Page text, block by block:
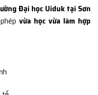
Đại học Uiduk tại Sơn
vừa học vừa làm hợp